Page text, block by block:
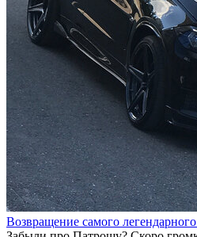
Возвращение самого